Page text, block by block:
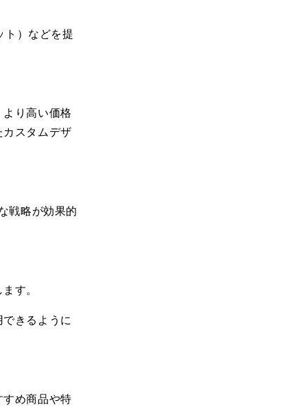
ト）などを提
り高い価格
スタムデザ
戦略が効果的
す。
きるように
め商品や特